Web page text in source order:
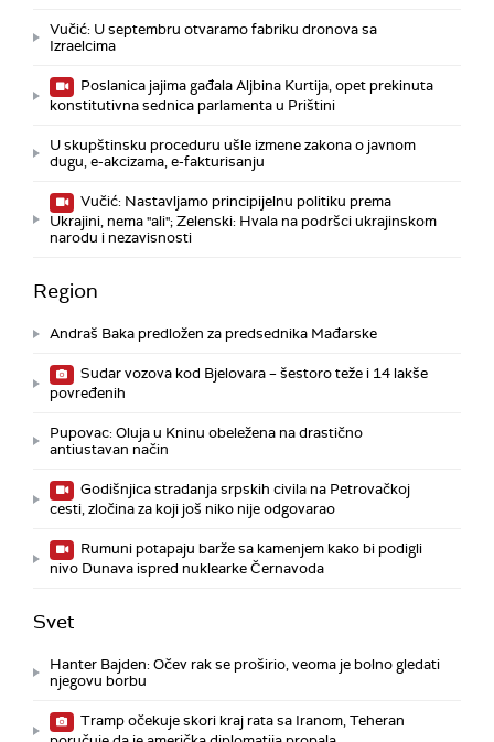
Vučić: U septembru otvaramo fabriku dronova sa
Izraelcima
Poslanica jajima gađala Aljbina Kurtija, opet prekinuta
konstitutivna sednica parlamenta u Prištini
U skupštinsku proceduru ušle izmene zakona o javnom
dugu, e-akcizama, e-fakturisanju
Vučić: Nastavljamo principijelnu politiku prema
Ukrajini, nema "ali"; Zelenski: Hvala na podršci ukrajinskom
narodu i nezavisnosti
Region
Andraš Baka predložen za predsednika Mađarske
Sudar vozova kod Bjelovara – šestoro teže i 14 lakše
povređenih
Pupovac: Oluja u Kninu obeležena na drastično
antiustavan način
Godišnjica stradanja srpskih civila na Petrovačkoj
cesti, zločina za koji još niko nije odgovarao
Rumuni potapaju barže sa kamenjem kako bi podigli
nivo Dunava ispred nuklearke Černavoda
Svet
Hanter Bajden: Očev rak se proširio, veoma je bolno gledati
njegovu borbu
Tramp očekuje skori kraj rata sa Iranom, Teheran